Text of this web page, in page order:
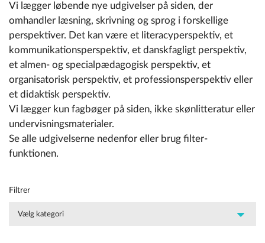
Vi lægger løbende nye udgivelser på siden, der
omhandler læsning, skrivning og sprog i forskellige
perspektiver. Det kan være et literacyperspektiv, et
kommunikationsperspektiv, et danskfagligt perspektiv,
et almen- og specialpædagogisk perspektiv, et
organisatorisk perspektiv, et professionsperspektiv eller
et didaktisk perspektiv.
Vi lægger kun fagbøger på siden, ikke skønlitteratur eller
undervisningsmaterialer.
Se alle udgivelserne nedenfor eller brug filter-
funktionen.
Filtrer